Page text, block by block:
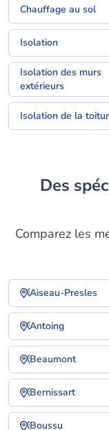
Chauffage au sol
Isolation
Isolation des murs
extérieurs
Isolation de la
Des spécialistes dans d’autres
Comparez les
Aiseau-Presles
Antoing
Beaumont
Bernissart
Boussu